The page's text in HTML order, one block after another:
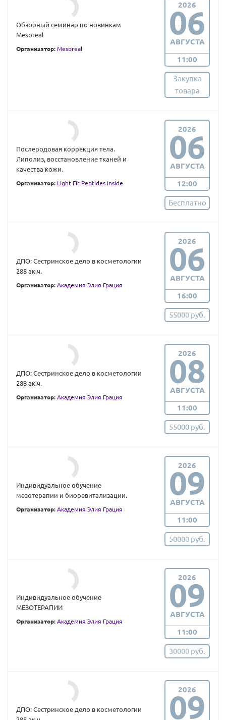
Обзорный семинар по новинкам
Mesoreal
Организатор: Mesoreal
2026
06
АВГУСТА
11:00
Закупка
товара
Послеродовая коррекция тела.
Липолиз, восстановление тканей и
качества кожи.
Организатор: Light Fit Peptides Inside
2026
06
АВГУСТА
12:00
Бесплатно
ДПО: Сестринское дело в косметологии
288 ак.ч.
Организатор: Академия Элия Грация
2026
06
АВГУСТА
16:00
55000 руб.
ДПО: Сестринское дело в косметологии
288 ак.ч.
Организатор: Академия Элия Грация
2026
08
АВГУСТА
11:00
55000 руб.
Индивидуальное обучение
мезотерапии и биоревитализации.
Организатор: Академия Элия Грация
2026
09
АВГУСТА
11:00
50000 руб.
Индивидуальное обучение
МЕЗОТЕРАПИИ
Организатор: Академия Элия Грация
2026
09
АВГУСТА
11:00
30000 руб.
ДПО: Сестринское дело в косметологии
2026
09